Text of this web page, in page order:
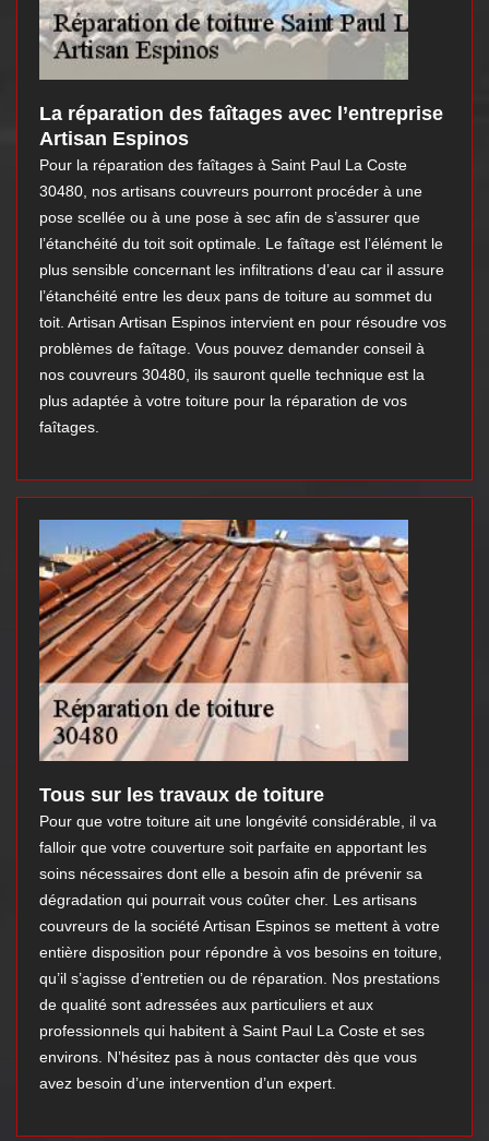
La réparation des faîtages avec l’entreprise
Artisan Espinos
Pour la réparation des faîtages à Saint Paul La Coste
30480, nos artisans couvreurs pourront procéder à une
pose scellée ou à une pose à sec afin de s’assurer que
l’étanchéité du toit soit optimale. Le faîtage est l’élément le
plus sensible concernant les infiltrations d’eau car il assure
l’étanchéité entre les deux pans de toiture au sommet du
toit. Artisan Artisan Espinos intervient en pour résoudre vos
problèmes de faîtage. Vous pouvez demander conseil à
nos couvreurs 30480, ils sauront quelle technique est la
plus adaptée à votre toiture pour la réparation de vos
faîtages.
Tous sur les travaux de toiture
Pour que votre toiture ait une longévité considérable, il va
falloir que votre couverture soit parfaite en apportant les
soins nécessaires dont elle a besoin afin de prévenir sa
dégradation qui pourrait vous coûter cher. Les artisans
couvreurs de la société Artisan Espinos se mettent à votre
entière disposition pour répondre à vos besoins en toiture,
qu’il s’agisse d’entretien ou de réparation. Nos prestations
de qualité sont adressées aux particuliers et aux
professionnels qui habitent à Saint Paul La Coste et ses
environs. N’hésitez pas à nous contacter dès que vous
avez besoin d’une intervention d’un expert.